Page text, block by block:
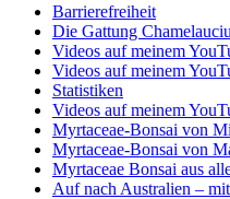
Barrierefreiheit
Die Gattung
Videos auf meinem
Videos auf meinem
Statistiken
Videos auf meinem
Myrtaceae-Bonsai von
Myrtaceae-Bonsai von
Myrtaceae Bonsai aus
Auf nach Australien –